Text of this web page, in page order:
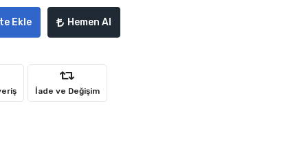
Ekle Hemen Al
İade ve Değişim